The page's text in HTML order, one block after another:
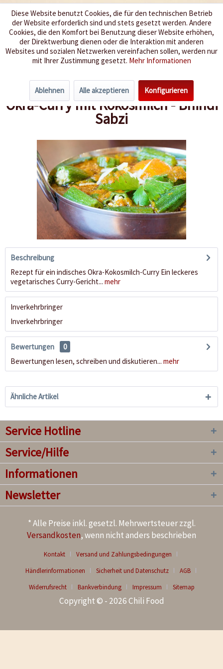
Wir würzen Ihr Leben
Menü
Übersicht Vegetarisch & vegan mit Chili
Okra-Curry mit Kokosmilch - Bhindi
Sabzi
Beschreibung
Rezept für ein indisches Okra-Kokosmilch-Curry Ein leckeres
vegetarisches Curry-Gericht... mehr
Inverkehrbringer
Inverkehrbringer
Bewertungen
0
Bewertungen lesen, schreiben und diskutieren... mehr
Ähnliche Artikel
Service Hotline
Service/Hilfe
Informationen
Newsletter
* Alle Preise inkl. gesetzl. Mehrwertsteuer zzgl.
Versandkosten, wenn nicht anders beschrieben
Kontakt
Versand und Zahlungsbedingungen
Händlerinformationen
Sicherheit und Datenschutz
AGB
Widerrufsrecht
Bankverbindung Impressum Sitemap
Copyright © - 2026 Chili Food
Diese Website benutzt Cookies, die für den technischen Betrieb
der Website erforderlich sind und stets gesetzt werden. Andere
Cookies, die den Komfort bei Benutzung dieser Website erhöhen,
der Direktwerbung dienen oder die Interaktion mit anderen
Websites und sozialen Netzwerken vereinfachen sollen, werden nur
mit Ihrer Zustimmung gesetzt. Mehr Informationen
Ablehnen Alle akzeptieren Konfigurieren